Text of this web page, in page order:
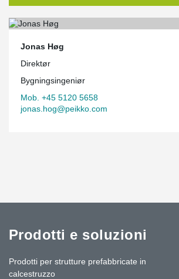
Jonas Høg
Direktør
Bygningsingeniør
Mob. +45 5120 5658
jonas.hog@peikko.com
Prodotti e soluzioni
Prodotti per strutture prefabbricate in
calcestruzzo